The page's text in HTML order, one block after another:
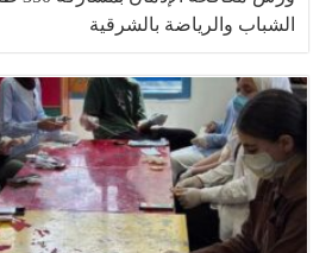
الشباب والرياضة بالشرقية